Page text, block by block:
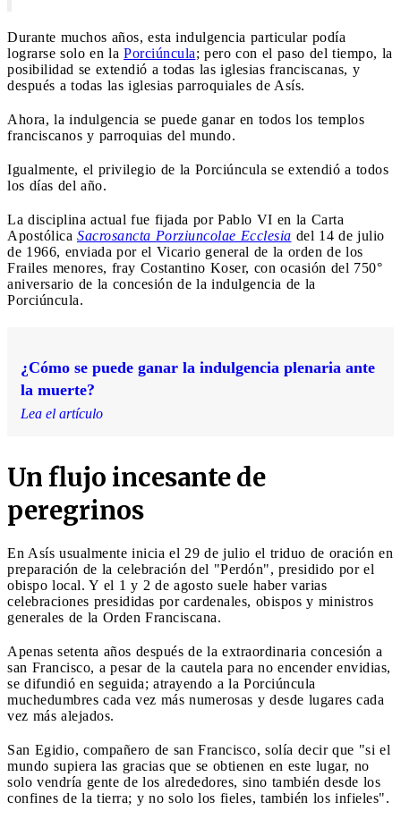
Durante muchos años, esta indulgencia particular podía
lograrse solo en la Porciúncula; pero con el paso del tiempo, la
posibilidad se extendió a todas las iglesias franciscanas, y
después a todas las iglesias parroquiales de Asís.
Ahora, la indulgencia se puede ganar en todos los templos
franciscanos y parroquias del mundo.
Igualmente, el privilegio de la Porciúncula se extendió a todos
los días del año.
La disciplina actual fue fijada por Pablo VI en la Carta
Apostólica Sacrosancta Porziuncolae Ecclesia del 14 de julio
de 1966, enviada por el Vicario general de la orden de los
Frailes menores, fray Costantino Koser, con ocasión del 750°
aniversario de la concesión de la indulgencia de la
Porciúncula.
¿Cómo se puede ganar la indulgencia plenaria ante
la muerte?
Lea el artículo
Un flujo incesante de
peregrinos
En Asís usualmente inicia el 29 de julio el triduo de oración en
preparación de la celebración del "Perdón", presidido por el
obispo local. Y el 1 y 2 de agosto suele haber varias
celebraciones presididas por cardenales, obispos y ministros
generales de la Orden Franciscana.
Apenas setenta años después de la extraordinaria concesión a
san Francisco, a pesar de la cautela para no encender envidias,
se difundió en seguida; atrayendo a la Porciúncula
muchedumbres cada vez más numerosas y desde lugares cada
vez más alejados.
San Egidio, compañero de san Francisco, solía decir que "si el
mundo supiera las gracias que se obtienen en este lugar, no
solo vendría gente de los alrededores, sino también desde los
confines de la tierra; y no solo los fieles, también los infieles".